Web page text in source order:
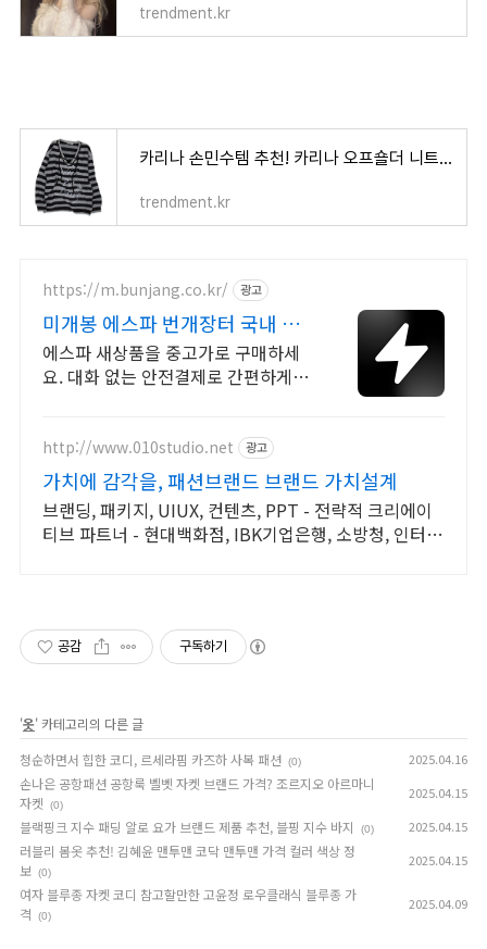
trendment.kr
카리나 손민수템 추천! 카리나 오프숄더 니트 BEST 3
trendment.kr
https://m.bunjang.co.kr/ 광고
미개봉 에스파 번개장터 국내 최
대 브랜드 중고거래
에스파 새상품을 중고가로 구매하세
요. 대화 없는 안전결제로 간편하게!
업로드
http://www.010studio.net 광고
가치에 감각을, 패션브랜드 브랜드 가치설계
브랜딩, 패키지, UIUX, 컨텐츠, PPT - 전략적 크리에이
티브 파트너 - 현대백화점, IBK기업은행, 소방청, 인터파
공감 구독하기
'옷' 카테고리의 다른 글
청순하면서 힙한 코디, 르세라핌 카즈하 사복 패션 (0) 2025.04.16
손나은 공항패션 공항룩 벨벳 자켓 브랜드 가격? 조르지오 아르마니
자켓
(0)
2025.04.15
블랙핑크 지수 패딩 알로 요가 브랜드 제품 추천, 블핑 지수 바지 (0) 2025.04.15
러블리 봄옷 추천! 김혜윤 맨투맨 코닥 맨투맨 가격 컬러 색상 정
보 (0)
2025.04.15
여자 블루종 자켓 코디 참고할만한 고윤정 로우클래식 블루종 가
격
(0)
2025.04.09